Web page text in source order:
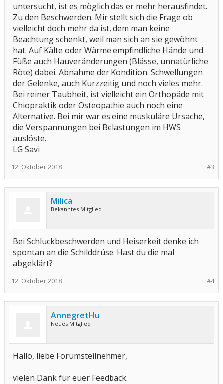
untersucht, ist es möglich das er mehr herausfindet.
Zu den Beschwerden. Mir stellt sich die Frage ob
vielleicht doch mehr da ist, dem man keine
Beachtung schenkt, weil man sich an sie gewöhnt
hat. Auf Kälte oder Wärme empfindliche Hände und
Füße auch Hauveränderungen (Blässe, unnatürliche
Röte) dabei. Abnahme der Kondition. Schwellungen
der Gelenke, auch Kurzzeitig und noch vieles mehr.
Bei reiner Taubheit, ist vielleicht ein Orthopäde mit
Chiopraktik oder Osteopathie auch noch eine
Alternative. Bei mir war es eine muskuläre Ursache,
die Verspannungen bei Belastungen im HWS
auslöste.
LG Savi
#3
12. Oktober 2018
Milica
Bekanntes Mitglied
Bei Schluckbeschwerden und Heiserkeit denke ich
spontan an die Schilddrüse. Hast du die mal
abgeklärt?
#4
12. Oktober 2018
AnnegretHu
Neues Mitglied
Hallo, liebe Forumsteilnehmer,
vielen Dank für euer Feedback.